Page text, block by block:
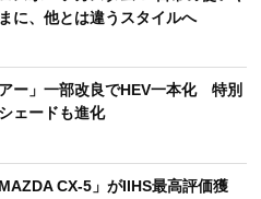
に、他とは違うスタイルへ
ー」一部改良でHEV一本化 特別
ェードも進化
CX-5」がIIHS最高評価獲